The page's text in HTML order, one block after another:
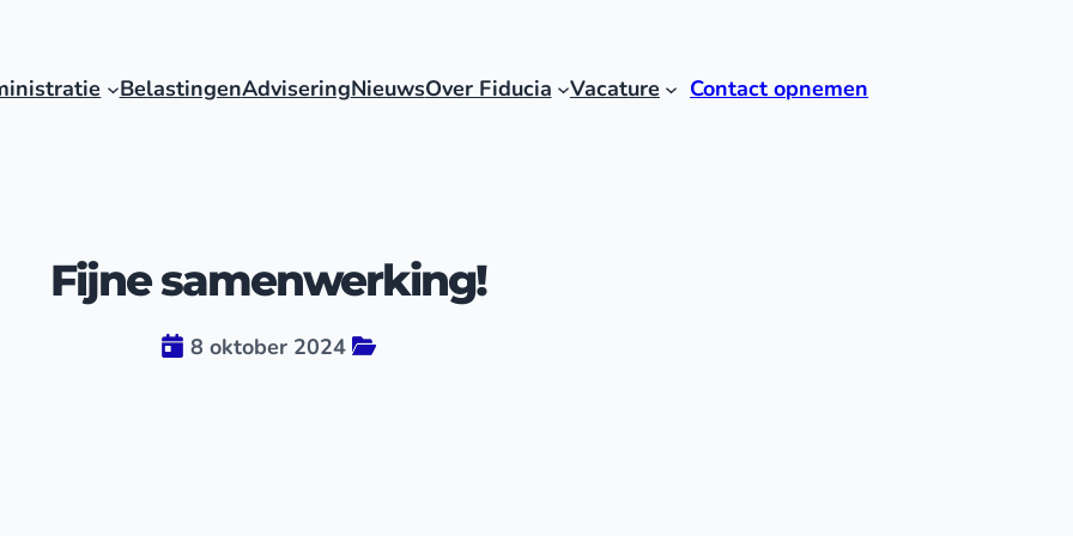
BelastingenAdviseringNieuwsOver Fiducia Vacature Contact opnemen
Fijne samenwerking!
8 oktober 2024